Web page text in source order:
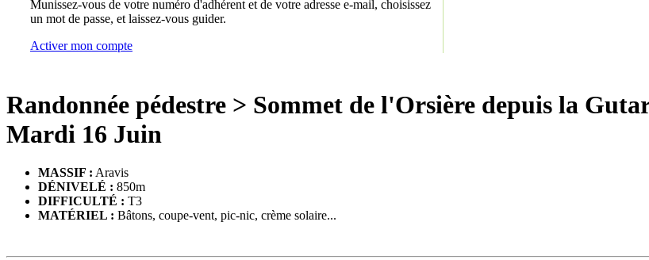
Munissez-vous de votre numéro d'adhérent et de votre adresse e-mail, choisissez
un mot de passe, et laissez-vous guider.
Activer mon compte
Randonnée pédestre > Sommet de l'Orsière depuis la
Mardi 16 Juin
MASSIF : Aravis
DÉNIVELÉ : 850m
DIFFICULTÉ : T3
MATÉRIEL : Bâtons, coupe-vent, pic-nic, crème solaire...